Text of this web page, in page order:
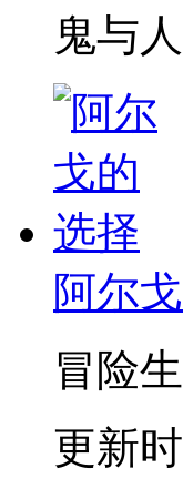
鬼与
阿尔
冒险
更新